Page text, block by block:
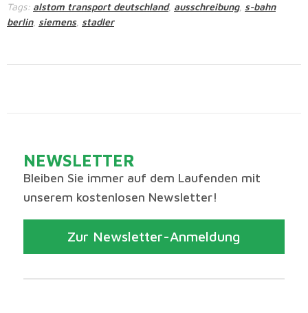
Tags: alstom transport deutschland, ausschreibung, s-bahn
berlin, siemens, stadler
NEWSLETTER
Bleiben Sie immer auf dem Laufenden mit
unserem kostenlosen Newsletter!
Zur Newsletter-Anmeldung